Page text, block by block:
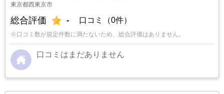
東京都西東京市
総合評価 - 口コミ（0件）
※口コミ数が規定件数に満たないため、総合評価はありません。
口コミはまだありません